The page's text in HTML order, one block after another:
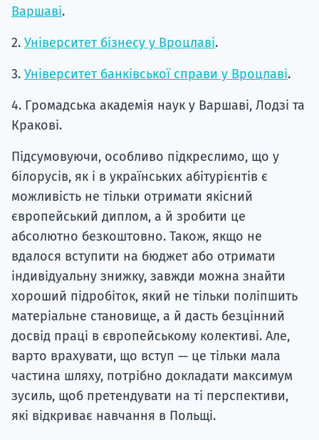
Варшаві.
2. Університет бізнесу у Вроцлаві.
3. Університет банківської справи у Вроцлаві.
4. Громадська академія наук у Варшаві, Лодзі та
Кракові.
Підсумовуючи, особливо підкреслимо, що у
білорусів, як і в українських абітурієнтів є
можливість не тільки отримати якісний
європейський диплом, а й зробити це
абсолютно безкоштовно. Також, якщо не
вдалося вступити на бюджет або отримати
індивідуальну знижку, завжди можна знайти
хороший підробіток, який не тільки поліпшить
матеріальне становище, а й дасть безцінний
досвід праці в європейському колективі. Але,
варто врахувати, що вступ — це тільки мала
частина шляху, потрібно докладати максимум
зусиль, щоб претендувати на ті перспективи,
які відкриває навчання в Польщі.